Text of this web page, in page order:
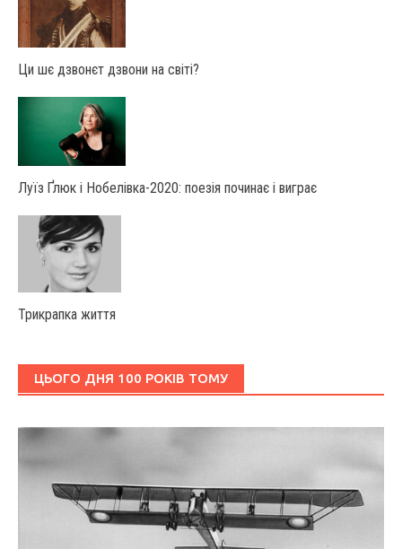
Ци шє дзвонєт дзвони на світі?
Луїз Ґлюк і Нобелівка-2020: поезія починає і виграє
Трикрапка життя
ЦЬОГО ДНЯ 100 РОКІВ ТОМУ